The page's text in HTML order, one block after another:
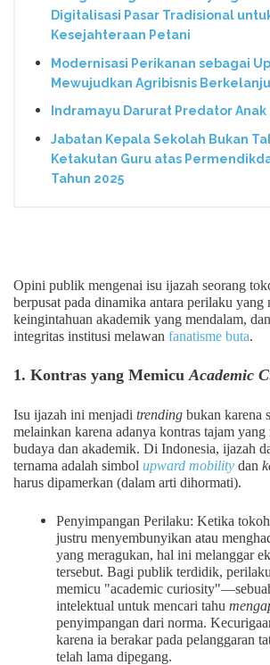
Digitalisasi Pasar Tradisional
Kesejahteraan Petani
Modernisasi Perikanan sebagai
Mewujudkan Agribisnis
Indramayu Darurat Predator Anak
Jabatan Kepala Sekolah Bukan
Ketakutan Guru atas
Tahun 2025
Opini publik mengenai isu ijazah seorang
berpusat pada dinamika antara perilaku yang
keingintahuan akademik yang mendalam,
integritas institusi melawan fanatisme buta.
1. Kontras yang Memicu Academic
Isu ijazah ini menjadi trending bukan karena
melainkan karena adanya kontras tajam
budaya dan akademik. Di Indonesia, ijazah
ternama adalah simbol upward mobility dan
harus dipamerkan (dalam arti dihormati).
Penyimpangan Perilaku: Ketika
justru menyembunyikan atau
yang meragukan, hal ini melanggar
tersebut. Bagi publik terdidik,
memicu "academic
intelektual untuk mencari tahu
penyimpangan dari norma.
karena ia berakar pada pelanggaran
telah lama dipegang.